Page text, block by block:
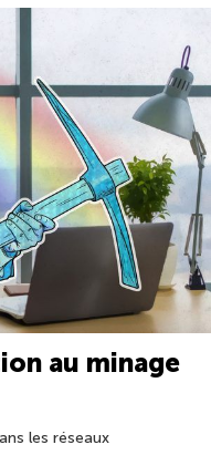
au minage
les réseaux